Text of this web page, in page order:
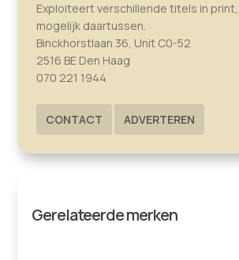
Exploiteert verschillende titels in
mogelijk daartussen.
Binckhorstlaan 36, Unit C0-52
2516 BE Den Haag
070 221 1944
CONTACT ADVERTEREN
Gerelateerde merken